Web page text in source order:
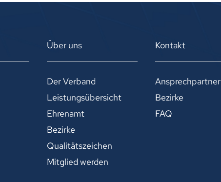
Über uns
Der Verband
Leistungsübersicht
Ehrenamt
Bezirke
Qualitätszeichen
Mitglied werden
Kontakt
Ansprechpartner
Bezirke
FAQ